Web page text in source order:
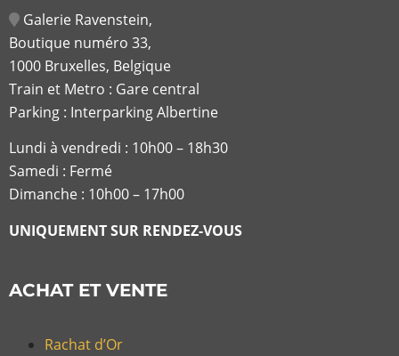
Galerie Ravenstein,
Boutique numéro 33,
1000 Bruxelles, Belgique
Train et Metro : Gare central
Parking : Interparking Albertine
Lundi à vendredi : 10h00 – 18h30
Samedi : Fermé
Dimanche : 10h00 – 17h00
UNIQUEMENT SUR RENDEZ-VOUS
ACHAT ET VENTE
Rachat d’Or